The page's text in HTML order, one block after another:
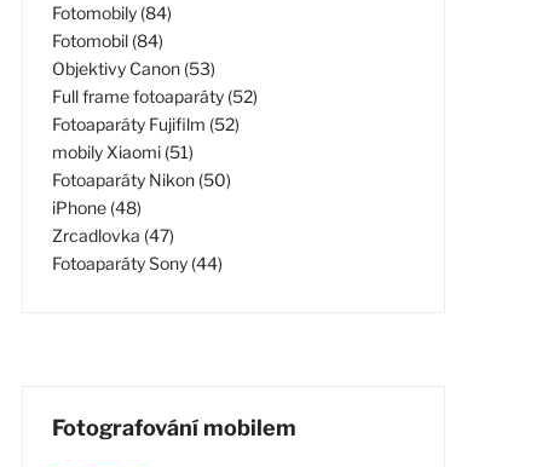
Fotomobily (84)
Fotomobil (84)
Objektivy Canon (53)
Full frame fotoaparáty (52)
Fotoaparáty Fujifilm (52)
mobily Xiaomi (51)
Fotoaparáty Nikon (50)
iPhone (48)
Zrcadlovka (47)
Fotoaparáty Sony (44)
Fotografování mobilem